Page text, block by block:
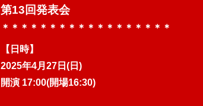
第13回発表会
＊＊＊＊＊＊＊＊＊＊＊＊＊＊＊＊＊＊
【日時】
2025年4月27日(日)
開演 17:00(開場16:30)